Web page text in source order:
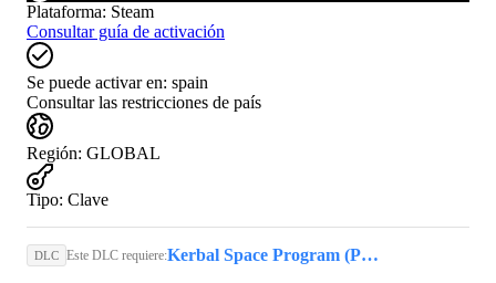
Plataforma: Steam
Consultar guía de activación
Se puede activar en: spain
Consultar las restricciones de país
Región: GLOBAL
Tipo: Clave
DLC Este DLC requiere: Kerbal Space Program (PC) - Steam Key - GLOBAL